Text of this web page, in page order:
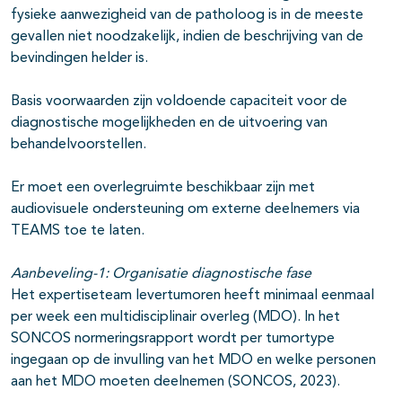
fysieke aanwezigheid van de patholoog is in de meeste
gevallen niet noodzakelijk, indien de beschrijving van de
bevindingen helder is.
Basis voorwaarden zijn voldoende capaciteit voor de
diagnostische mogelijkheden en de uitvoering van
behandelvoorstellen.
Er moet een overlegruimte beschikbaar zijn met
audiovisuele ondersteuning om externe deelnemers via
TEAMS toe te laten.
Aanbeveling-1: Organisatie diagnostische fase
Het expertiseteam levertumoren heeft minimaal eenmaal
per week een multidisciplinair overleg (MDO). In het
SONCOS normeringsrapport wordt per tumortype
ingegaan op de invulling van het MDO en welke personen
aan het MDO moeten deelnemen (SONCOS, 2023).